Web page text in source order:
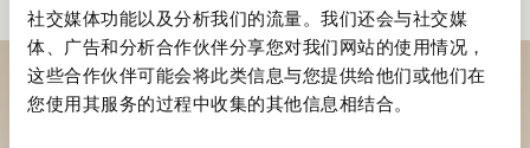
社交媒体功能以及分析我们的流量。我们还会与社交媒
体、广告和分析合作伙伴分享您对我们网站的使用情况，
这些合作伙伴可能会将此类信息与您提供给他们或他们在
您使用其服务的过程中收集的其他信息相结合。
於專賣店探索品牌系列作品